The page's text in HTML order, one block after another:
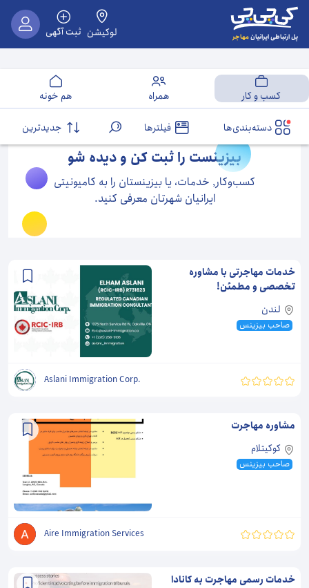
پل ارتباطی ایرانیانمهاجر لوکیشن ثبت آگهی
کسب و کار همراه هم خونه
دسته‌بندی‌ها فیلترها جدیدترین
بیزینست را ثبت کن و دیده شو
کسب‌و‌کار٬ خدمات، یا بیزینستان را به کامیونیتی
ایرانیان شهرتان معرفی کنید.
خدمات مهاجرتی با مشاوره
تخصصی و مطمئن!
لندن
صاحب بیزینس
Aslani Immigration Corp.
مشاوره مهاجرت
کوکیتلام
صاحب بیزینس
Aire Immigration Services
خدمات رسمی مهاجرت به کانادا